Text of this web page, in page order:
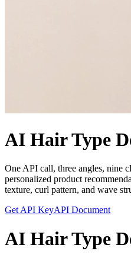
AI Hair Type
One API call, three angles, nine
personalized product
texture, curl pattern, and wave
Get API KeyAPI Document
AI Hair Type